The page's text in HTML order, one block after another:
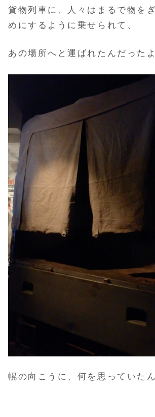
貨物列車に、人々はまるで物を
めにするように乗せられて、
あの場所へと運ばれたんだった
幌の向こうに、何を思っていた